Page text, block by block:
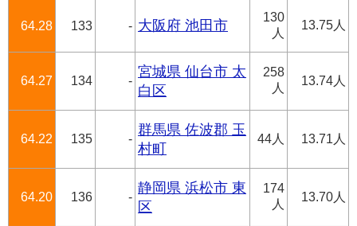
64.28 133 - 大阪府 池田市
130
人
13.75人
64.27 134 -
宮城県 仙台市 太
白区
258
人
13.74人
64.22 135 -
群馬県 佐波郡 玉
村町
44人 13.71人
64.20 136 -
静岡県 浜松市 東
区
174
人
13.70人